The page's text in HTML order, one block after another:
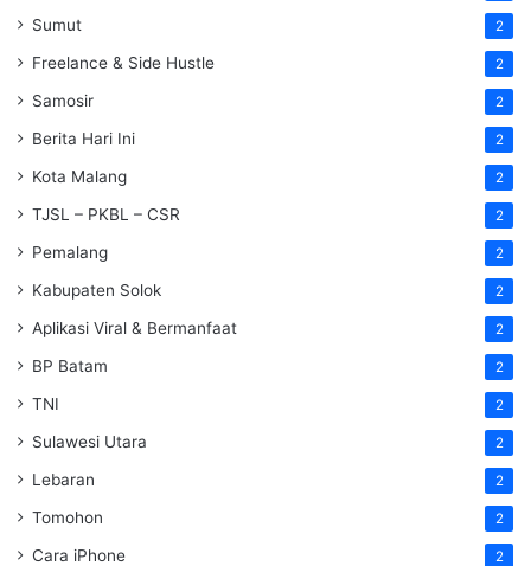
Sumut 2
Freelance & Side Hustle 2
Samosir 2
Berita Hari Ini 2
Kota Malang 2
TJSL – PKBL – CSR 2
Pemalang 2
Kabupaten Solok 2
Aplikasi Viral & Bermanfaat 2
BP Batam 2
TNI 2
Sulawesi Utara 2
Lebaran 2
Tomohon 2
Cara iPhone 2